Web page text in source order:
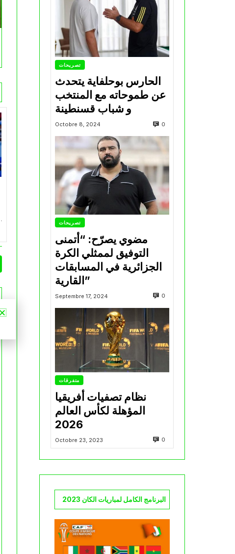
تصريحات
الحارس بوحلفاية يتحدث
عن طموحاته مع المنتخب
و شباب قسنطينة
Octobre 8, 2024 0
تصريحات
مضوي يصرّح: “أتمنى
التوفيق لممثلي الكرة
الجزائرية في المسابقات
القارية”
Septembre 17, 2024 0
متفرقات
نظام تصفيات أفريقيا
المؤهلة لكأس العالم
2026
Octobre 23, 2023 0
البرنامج الكامل لمباريات الكان 2023